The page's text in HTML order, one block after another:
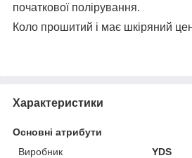
початкової полірування.
Коло прошитий і має шкіряний
Характеристики
Основні атрибути
Виробник
YDS